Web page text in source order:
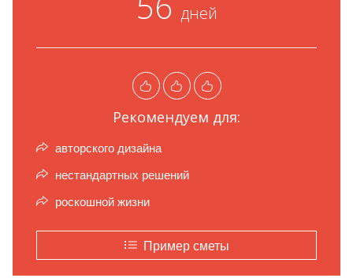
дней
Рекомендуем для:
авторского дизайна
нестандартных решений
роскошной жизни
Пример сметы